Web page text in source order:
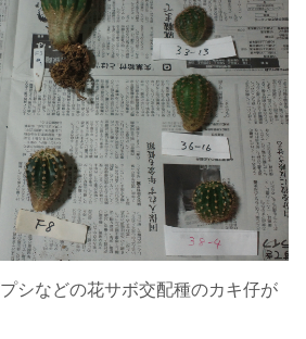
シなどの花サボ交配種のカキ仔が